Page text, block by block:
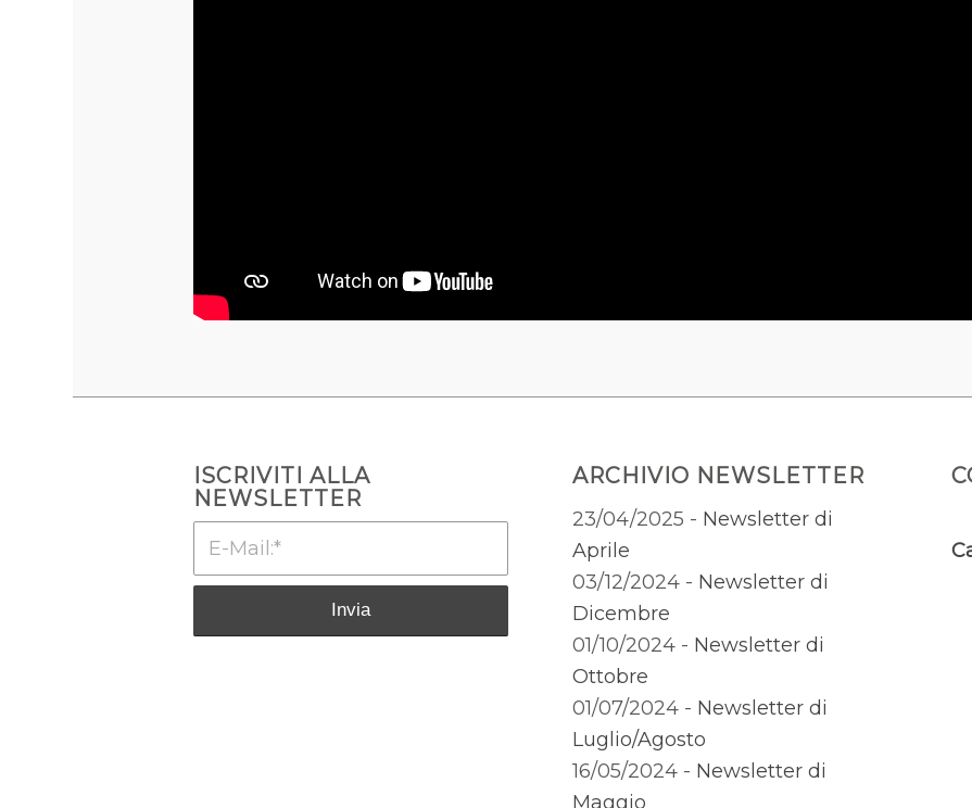
ISCRIVITI ALLA
NEWSLETTER
ARCHIVIO NEWSLETTER
23/04/2025 - Newsletter di
Aprile
03/12/2024 - Newsletter di
Dicembre
01/10/2024 - Newsletter di
Ottobre
01/07/2024 - Newsletter di
Luglio/Agosto
16/05/2024 - Newsletter di
Maggio